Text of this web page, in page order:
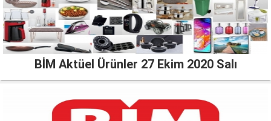
BİM Aktüel Ürünler 27 Ekim 2020 Salı